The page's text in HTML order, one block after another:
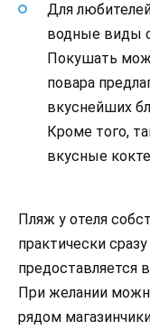
Для
водные виды
Покушать
повара
вкуснейших
Кроме того,
вкусные
Пляж у отеля
практически
предоставляется
При желании
рядом